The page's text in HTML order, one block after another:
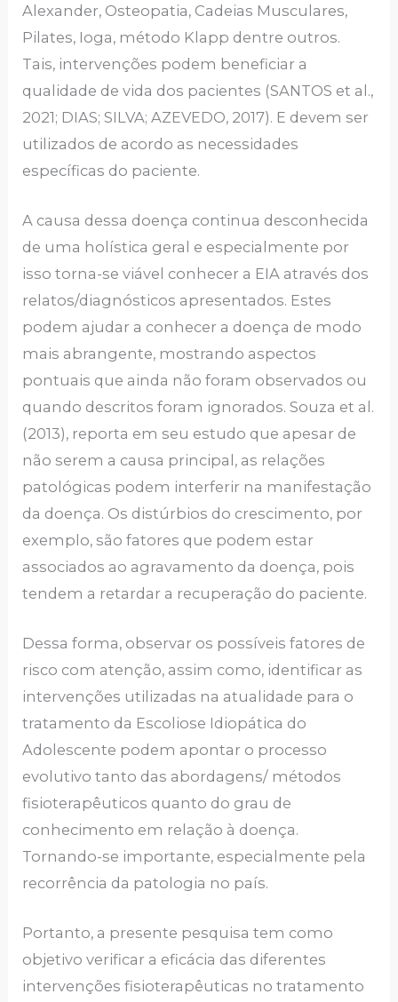
Alexander, Osteopatia, Cadeias Musculares,
Pilates, Ioga, método Klapp dentre outros.
Tais, intervenções podem beneficiar a
qualidade de vida dos pacientes (SANTOS et al.,
2021; DIAS; SILVA; AZEVEDO, 2017). E devem ser
utilizados de acordo as necessidades
específicas do paciente.
A causa dessa doença continua desconhecida
de uma holística geral e especialmente por
isso torna-se viável conhecer a EIA através dos
relatos/diagnósticos apresentados. Estes
podem ajudar a conhecer a doença de modo
mais abrangente, mostrando aspectos
pontuais que ainda não foram observados ou
quando descritos foram ignorados. Souza et al.
(2013), reporta em seu estudo que apesar de
não serem a causa principal, as relações
patológicas podem interferir na manifestação
da doença. Os distúrbios do crescimento, por
exemplo, são fatores que podem estar
associados ao agravamento da doença, pois
tendem a retardar a recuperação do paciente.
Dessa forma, observar os possíveis fatores de
risco com atenção, assim como, identificar as
intervenções utilizadas na atualidade para o
tratamento da Escoliose Idiopática do
Adolescente podem apontar o processo
evolutivo tanto das abordagens/ métodos
fisioterapêuticos quanto do grau de
conhecimento em relação à doença.
Tornando-se importante, especialmente pela
recorrência da patologia no país.
Portanto, a presente pesquisa tem como
objetivo verificar a eficácia das diferentes
intervenções fisioterapêuticas no tratamento